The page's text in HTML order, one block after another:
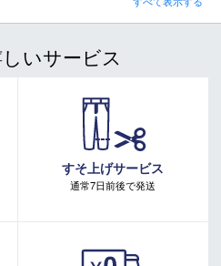
金・土曜日 AM 0:00 - PM 23:59
は別途ログイン/新規登録が必要です。
中止させて頂く場合があります。
場合、ドコモ専用ページでエントリーが必要です。
ください。
いサービス
すそ上げサービス
通常7日前後で発送